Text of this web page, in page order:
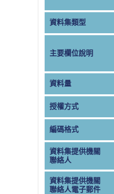
資料集類型
主要欄位說明
資料量
授權方式
編碼格式
資料集提供機關
聯絡人
資料集提供機關
聯絡人電子郵件